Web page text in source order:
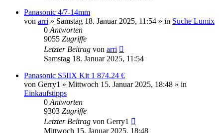
Panasonic 4/7-14mm
von arri » Samstag 18. Januar 2025, 11:54 » in Suche Lumix
0 Antworten
9055 Zugriffe
Letzter Beitrag von arri
Samstag 18. Januar 2025, 11:54
Panasonic S5IIX Kit 1 874.24 €
von Gerry1 » Mittwoch 15. Januar 2025, 18:48 » in
Einkaufstipps
0 Antworten
9303 Zugriffe
Letzter Beitrag von Gerry1
Mittwoch 15. Januar 2025, 18:48